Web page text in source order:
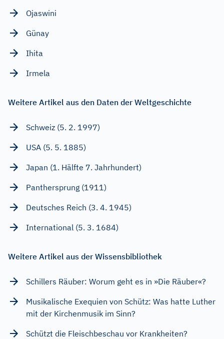
Ojaswini
Günay
Ihita
Irmela
Weitere Artikel aus den Daten der Weltgeschichte
Schweiz (5. 2. 1997)
USA (5. 5. 1885)
Japan (1. Hälfte 7. Jahrhundert)
Panthersprung (1911)
Deutsches Reich (3. 4. 1945)
International (5. 3. 1684)
Weitere Artikel aus der Wissensbibliothek
Schillers Räuber: Worum geht es in »Die Räuber«?
Musikalische Exequien von Schütz: Was hatte Luther
mit der Kirchenmusik im Sinn?
Schützt die Fleischbeschau vor Krankheiten?